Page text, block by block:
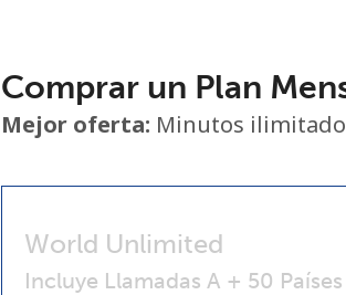
Mínimo 8
Un número
Comprar un Plan
Mejor oferta: Minutos
World Unlimited
Incluye Llamadas A + 50 Países